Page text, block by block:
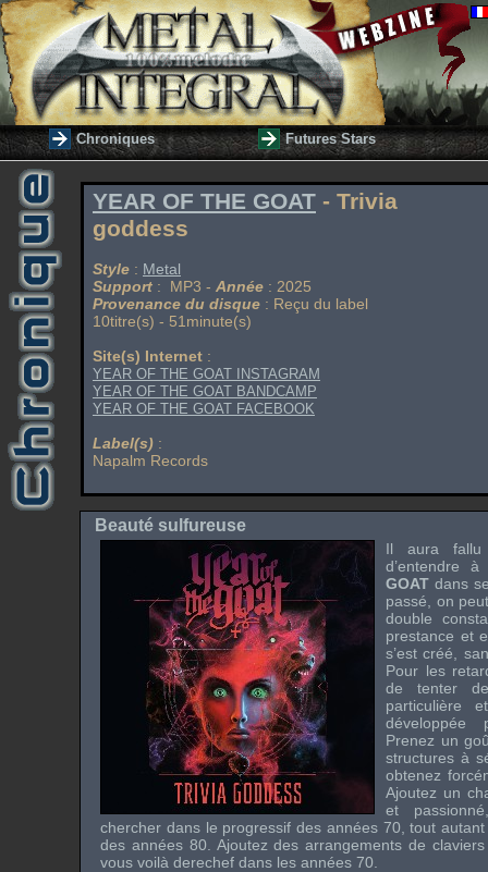
Chroniques Futures Stars
YEAR OF THE GOAT - Trivia
goddess
Style : Metal
Support : MP3 - Année : 2025
Provenance du disque : Reçu du label
10titre(s) - 51minute(s)
Site(s) Internet :
YEAR OF THE GOAT INSTAGRAM
YEAR OF THE GOAT BANDCAMP
YEAR OF THE GOAT FACEBOOK
Label(s) :
Napalm Records
Beauté sulfureuse
Il aura fallu
d’entendre
GOAT dans
passé, on
double
prestance et
s’est créé,
Pour les
de tenter
particulière
Prenez un
structures à
obtenez
Ajoutez un
et
chercher dans le progressif des années 70, tout
des années 80. Ajoutez des arrangements de
vous voilà derechef dans les années 70.